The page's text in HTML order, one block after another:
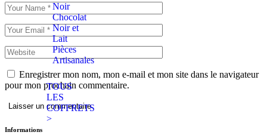
Noir
Chocolat
Noir et
Lait
Pièces
Artisanales
TOUS
LES
COFFRETS
>
Enregistrer mon nom, mon e-mail et mon site dans le navigateur
pour mon prochain commentaire.
Laisser un commentaire
Informations